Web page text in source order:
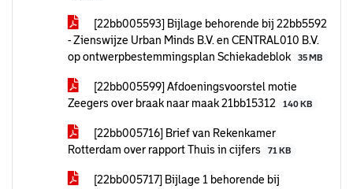
[22bb005593] Bijlage behorende bij 22bb5592
- Zienswijze Urban Minds B.V. en CENTRAL010 B.V.
op ontwerpbestemmingsplan Schiekadeblok
35 MB
[22bb005599] Afdoeningsvoorstel motie
Zeegers over braak naar maak 21bb15312
140 KB
[22bb005716] Brief van Rekenkamer
Rotterdam over rapport Thuis in cijfers
71 KB
[22bb005717] Bijlage 1 behorende bij